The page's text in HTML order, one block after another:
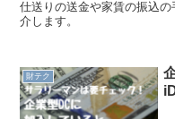
仕送りの送金や家賃の振込
介します。
財テク